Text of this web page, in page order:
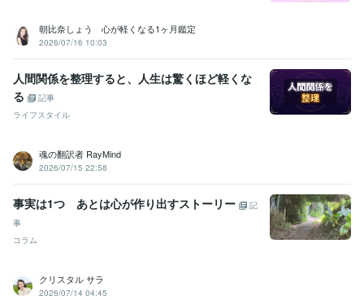
朝比奈しょう 心が軽くなる1ヶ月鑑定
2026/07/16 10:03
人間関係を整理すると、人生は驚くほど軽くな
る
記事
ライフスタイル
魂の翻訳者 RayMind
2026/07/15 22:58
事実は1つ あとは心が作り出すストーリー
記
事
コラム
クリスタル サラ
2026/07/14 04:45